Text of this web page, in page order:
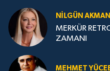
NILGÜN AKMAN
MERKÜR
ZAMANI
MEHMET